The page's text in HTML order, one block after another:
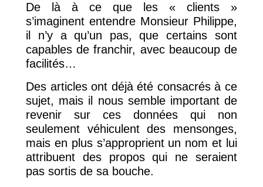
De là à ce que les « clients »
s’imaginent entendre Monsieur Philippe,
il n’y a qu’un pas, que certains sont
capables de franchir, avec beaucoup de
facilités…
Des articles ont déjà été consacrés à ce
sujet, mais il nous semble important de
revenir sur ces données qui non
seulement véhiculent des mensonges,
mais en plus s’approprient un nom et lui
attribuent des propos qui ne seraient
pas sortis de sa bouche.